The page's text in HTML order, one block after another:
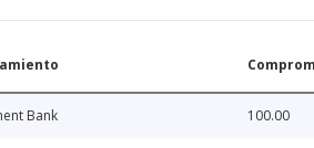
Bank 100.00